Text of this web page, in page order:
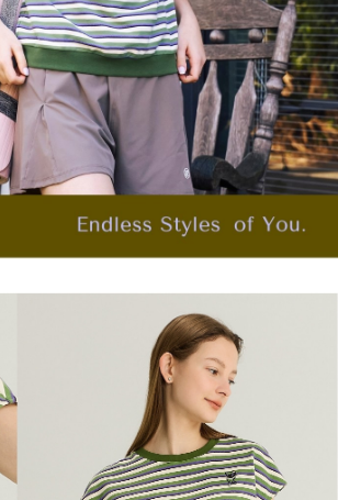
先徵得法定代理人或監護人之同意方可使用
若未經同意申辦者引起之損失，本公司不負相關責
後付」時，將依據個別帳號之用戶狀況，依本公司即
度；若仍有額度不足之情形，本公司將視審查結果
。
帳號或使用他人資訊註冊。若發現惡意使用之情形，
將有權停止該用戶之使用額度並採取法律行動。
含以上)免運費
含以上)免運費
查看運費